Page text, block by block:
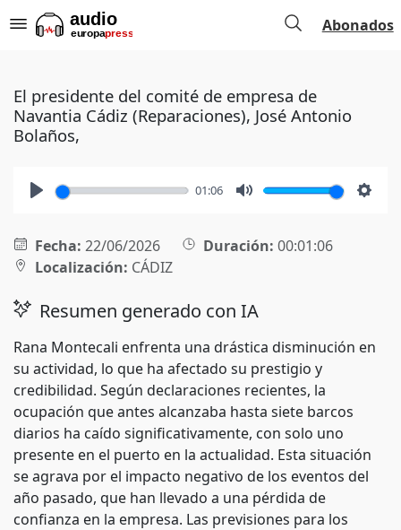
Abonados
El presidente del comité de empresa de
Navantia Cádiz (Reparaciones), José Antonio
Bolaños,
01:06
Fecha: 22/06/2026 Duración: 00:01:06
Localización: CÁDIZ
Resumen generado con IA
Rana Montecali enfrenta una drástica disminución en
su actividad, lo que ha afectado su prestigio y
credibilidad. Según declaraciones recientes, la
ocupación que antes alcanzaba hasta siete barcos
diarios ha caído significativamente, con solo uno
presente en el puerto en la actualidad. Esta situación
se agrava por el impacto negativo de los eventos del
año pasado, que han llevado a una pérdida de
confianza en la empresa. Las previsiones para los